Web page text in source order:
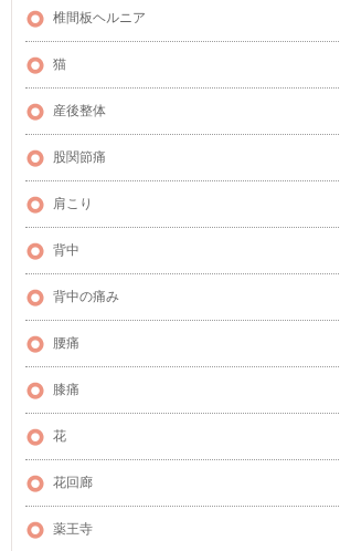
椎間板ヘルニア
猫
産後整体
股関節痛
肩こり
背中
背中の痛み
腰痛
膝痛
花
花回廊
薬王寺